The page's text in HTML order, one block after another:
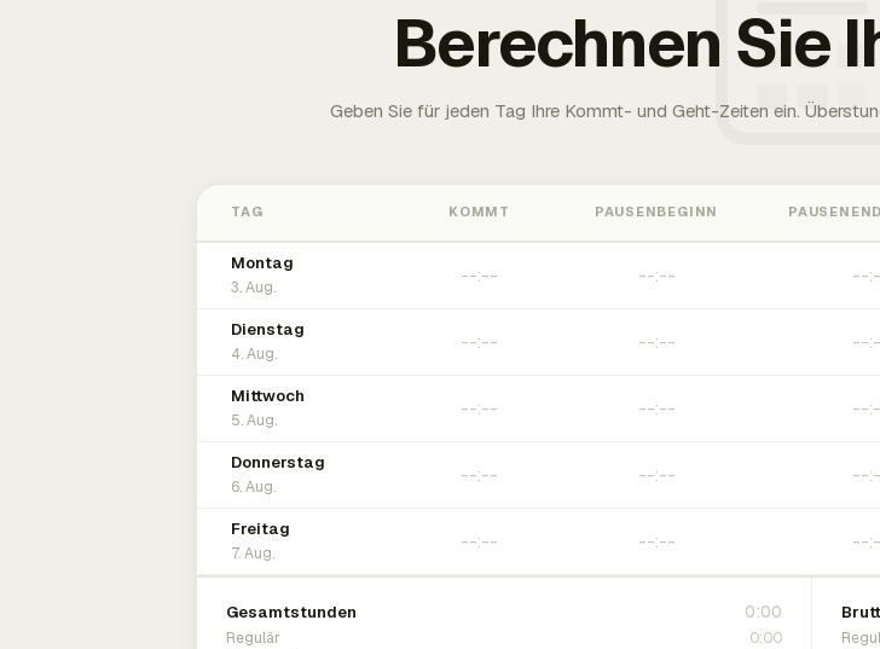
Berechnen Sie
Geben Sie für jeden Tag Ihre Kommt- und Geht-Zeiten ein.
TAG KOMMT PAUSENBEGINN
Montag
3. Aug.
Dienstag
4. Aug.
Mittwoch
5. Aug.
Donnerstag
6. Aug.
Freitag
7. Aug.
Gesamtstunden 0:00
Regulär 0:00